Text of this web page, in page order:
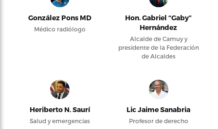
González Pons MD
Médico radiólogo
Hon. Gabriel “Gaby”
Hernández
Alcalde de Camuy y
presidente de la Federación
de Alcaldes
Heriberto N. Saurí
Salud y emergencias
Lic Jaime Sanabria
Profesor de derecho